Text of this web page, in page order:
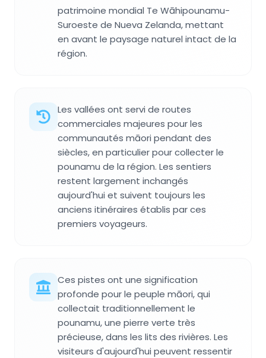
patrimoine mondial Te Wāhipounamu-
Suroeste de Nueva Zelanda, mettant
en avant le paysage naturel intact de la
région.
Les vallées ont servi de routes
commerciales majeures pour les
communautés māori pendant des
siècles, en particulier pour collecter le
pounamu de la région. Les sentiers
restent largement inchangés
aujourd'hui et suivent toujours les
anciens itinéraires établis par ces
premiers voyageurs.
Ces pistes ont une signification
profonde pour le peuple māori, qui
collectait traditionnellement le
pounamu, une pierre verte très
précieuse, dans les lits des rivières. Les
visiteurs d'aujourd'hui peuvent ressentir